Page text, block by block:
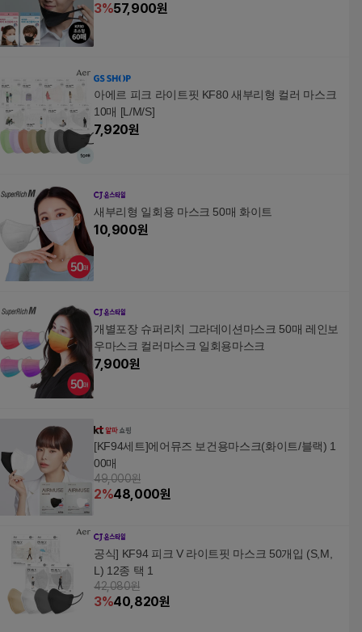
3%57,900원
아에르 피크 라이트핏 KF80 새부리형 컬러 마스크
10매 [L/M/S]
7,920원
새부리형 일회용 마스크 50매 화이트
10,900원
개별포장 슈퍼리치 그라데이션마스크 50매 레인보
우마스크 컬러마스크 일회용마스크
7,900원
[KF94세트]에어뮤즈 보건용마스크(화이트/블랙) 1
00매
49,000원
2%48,000원
공식] KF94 피크 V 라이트핏 마스크 50개입 (S,M,
L) 12종 택 1
42,080원
3%40,820원